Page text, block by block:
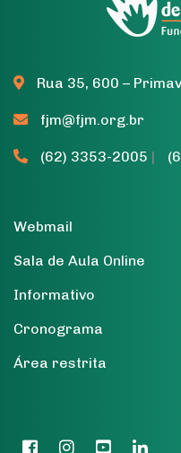
Rua 35, 600 –
fjm@fjm.org.br
(62) 3353-2005 |
Webmail
Sala de Aula Online
Informativo
Cronograma
Área restrita